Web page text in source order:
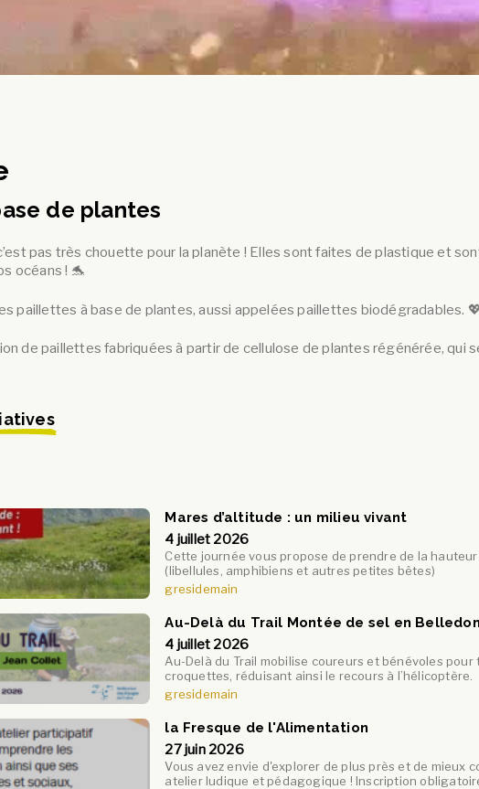
de plantes
pas très chouette pour la planète ! Elles sont faites de plastique et
océans ! 🐬
paillettes à base de plantes, aussi appelées paillettes biodégradables. 💖
de paillettes fabriquées à partir de cellulose de plantes régénérée, qui
Mares d’altitude : un milieu vivant
4 juillet 2026
Cette journée vous propose de prendre de la
(libellules, amphibiens et autres petites bêtes)
gresidemain
Au-Delà du Trail Montée de sel en
4 juillet 2026
Au-Delà du Trail mobilise coureurs et bénévoles
croquettes, réduisant ainsi le recours à l’hélicoptère.
gresidemain
la Fresque de l'Alimentation
27 juin 2026
Vous avez envie d'explorer de plus près et de mieux
atelier ludique et pédagogique ! Inscription